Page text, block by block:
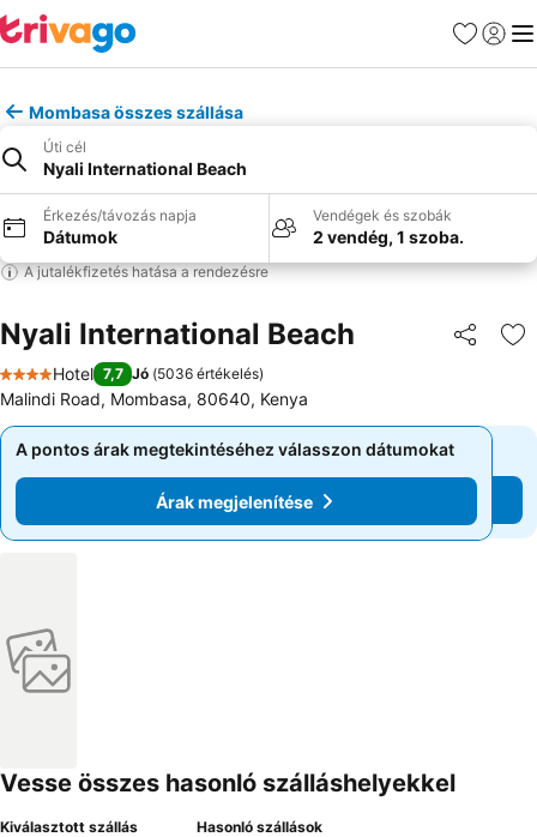
Kedvencek
Mombasa összes szállása
Úti cél
Nyali International Beach
Érkezés/távozás napja
Dátumok
Vendégek és szobák
2 vendég, 1 szoba.
A jutalékfizetés hatása a rendezésre
Nyali International Beach
4 Kategória
Hotel 7,7 Jó (5036 értékelés)
Malindi Road, Mombasa, 80640, Kenya
A pontos árak megtekintéséhez válasszon dátumokat
Árak megjelenítése
A pontos árak megtekintéséhez válasszon dátumokat
Árak megjelenítése
Vesse összes hasonló szálláshelyekkel
Kiválasztott szállás Hasonló szállások